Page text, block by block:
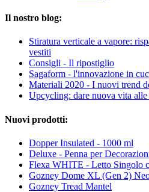
Il nostro blog:
Stiratura verticale a vapore:
vestiti
Consigli - Il ripostiglio
Sagaform - l'innovazione in
Materiali 2020 - I nuovi trend
Upcycling: dare nuova vita alle
Nuovi prodotti:
Dopper Insulated - 1000 ml
Deluxe - Penna per
Flexa WHITE - Letto Singolo
Gozney Dome XL (Gen 2)
Gozney Tread Mantel